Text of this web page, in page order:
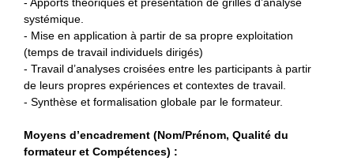
- Apports théoriques et présentation de grilles d’analyse
systémique.
- Mise en application à partir de sa propre exploitation
(temps de travail individuels dirigés)
- Travail d’analyses croisées entre les participants à partir
de leurs propres expériences et contextes de travail.
- Synthèse et formalisation globale par le formateur.
Moyens d’encadrement (Nom/Prénom, Qualité du
formateur et Compétences) :